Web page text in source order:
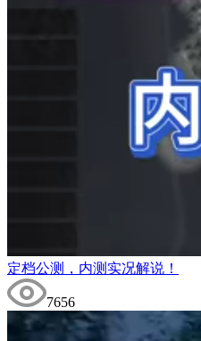
定档公测，内测实况解说！
7656